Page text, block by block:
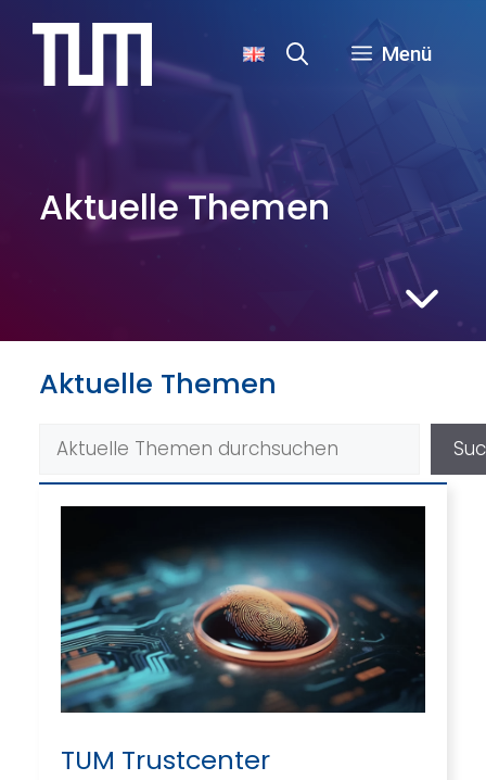
Inhalt
Menü
Aktuelle Themen
Aktuelle Themen
Suchen
TUM Trustcenter